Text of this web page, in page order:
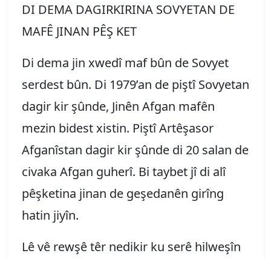
DI DEMA DAGIRKIRINA SOVYETAN DE
MAFÊ JINAN PÊŞ KET
Di dema jin xwedî maf bûn de Sovyet
serdest bûn. Di 1979’an de piştî Sovyetan
dagir kir şûnde, Jinên Afgan mafên
mezin bidest xistin. Piştî Artêşasor
Afganîstan dagir kir şûnde di 20 salan de
civaka Afgan guherî. Bi taybet jî di alî
pêşketina jinan de geşedanên girîng
hatin jiyîn.
Lê vê rewşê têr nedikir ku serê hilweşîn